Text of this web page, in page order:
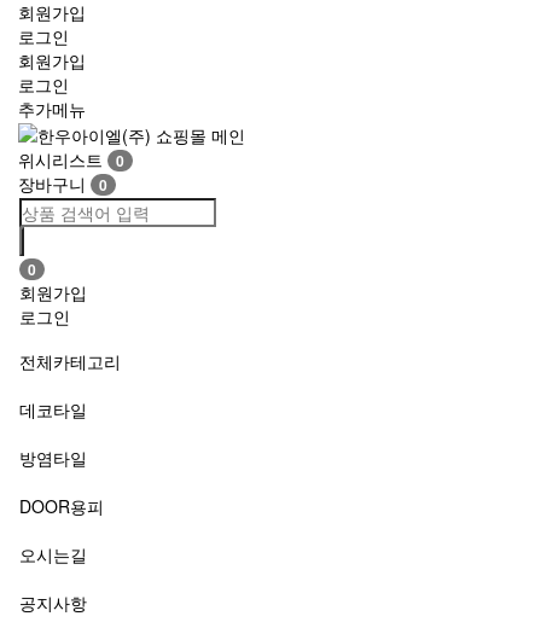
회원가입
로그인
회원가입
로그인
추가메뉴
Toggle
navigation
위시리스트 0
장바구니 0
0
회원가입
로그인
전체카테고리
데코타일
방염타일
DOOR용피
오시는길
공지사항